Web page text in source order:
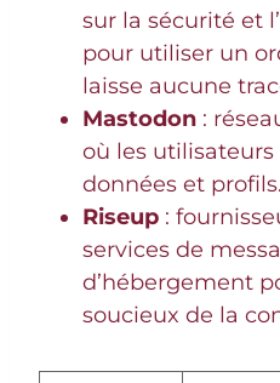
sur la sécurité et
pour utiliser un
laisse aucune
Mastodon :
où les
données et profils.
Riseup :
services de
d’hébergement
soucieux de la